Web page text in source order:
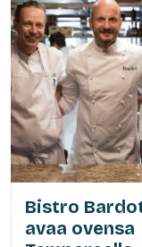
Bistro
avaa ovensa